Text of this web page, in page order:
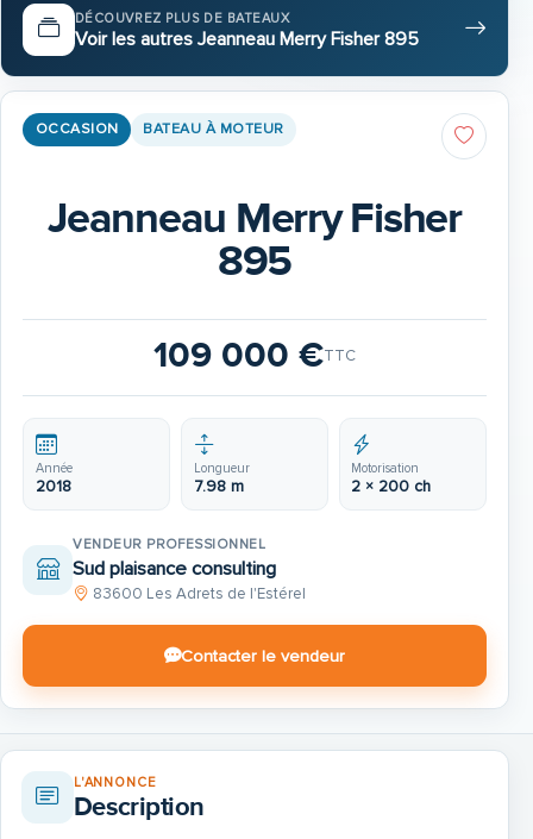
DÉCOUVREZ PLUS DE BATEAUX
Voir les autres Jeanneau Merry Fisher 895
OCCASION BATEAU À MOTEUR
Jeanneau Merry Fisher
895
109 000 €TTC
Année
2018
Longueur
7.98 m
Motorisation
2 × 200 ch
VENDEUR PROFESSIONNEL
Sud plaisance consulting
83600 Les Adrets de l'Estérel
Contacter le vendeur
L'ANNONCE
Description